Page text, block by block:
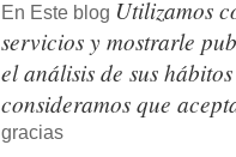
En Este blog Utilizamos
servicios y mostrarle
el análisis de sus
consideramos que
gracias